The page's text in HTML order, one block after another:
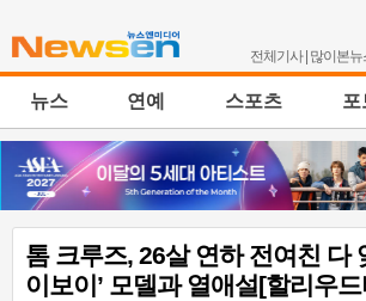
전체기사| 많이본뉴
뉴스 연예 스포츠 포
톰 크루즈, 26살 연하 전여친 다
이보이’ 모델과 열애설[할리우